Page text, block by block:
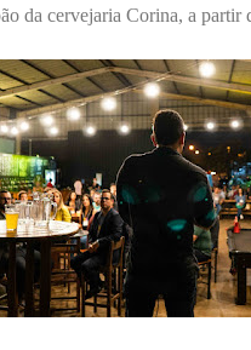
da cervejaria Corina, a partir